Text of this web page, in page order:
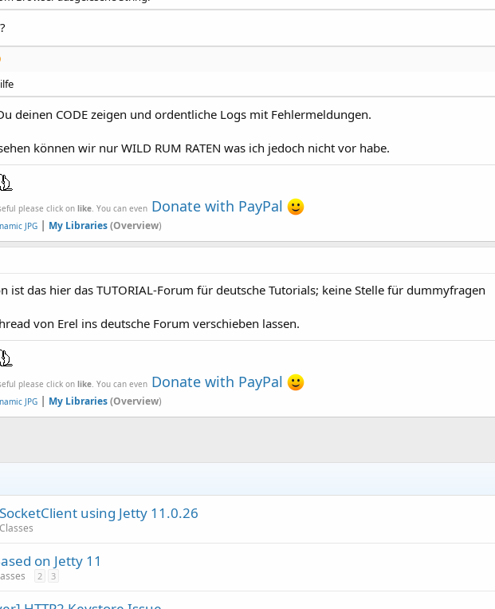
deinen CODE zeigen und ordentliche Logs mit Fehlermeldungen.
können wir nur WILD RUM RATEN was ich jedoch nicht vor habe.
please click on like . You can even Donate with PayPal
JPG | My Libraries(Overview)
ist das hier das TUTORIAL-Forum für deutsche Tutorials; keine Stelle für dummyfragen
von Erel ins deutsche Forum verschieben lassen.
please click on like . You can even Donate with PayPal
JPG | My Libraries(Overview)
using Jetty 11.0.26
on Jetty 11
2 3